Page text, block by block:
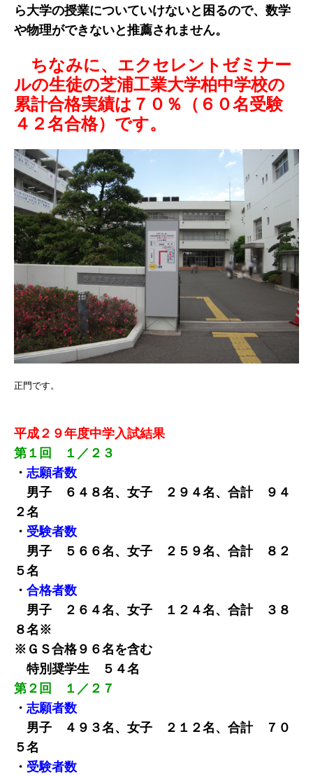
ら大学の授業についていけないと困るので、数学
や物理ができないと推薦されません。
ちなみに、エクセレントゼミナー
ルの生徒の芝浦工業大学柏中学校の
累計合格実績は７０％（６０名受験
４２名合格）です。
正門です。
平成２９年度中学入試結果
第１回 １／２３
・ 志願者数
男子 ６４８名、女子 ２９４名、合計 ９４
２名
・ 受験者数
男子 ５６６名、女子 ２５９名、合計 ８２
５名
・ 合格者数
男子 ２６４名、女子 １２４名、合計 ３８
８名※
※ＧＳ合格９６名を含む
特別奨学生 ５４名
第２回 １／２７
・ 志願者数
男子 ４９３名、女子 ２１２名、合計 ７０
５名
・ 受験者数